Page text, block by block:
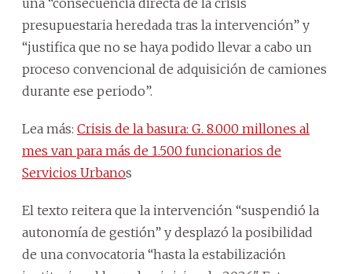
presupuestaria heredada tras la intervención” y
“justifica que no se haya podido llevar a cabo un
proceso convencional de adquisición de camiones
durante ese periodo”.
Lea más: Crisis de la basura: G. 8.000 millones al
mes van para más de 1.500 funcionarios de
Servicios Urbanos
El texto reitera que la intervención “suspendió la
autonomía de gestión” y desplazó la posibilidad
de una convocatoria “hasta la estabilización